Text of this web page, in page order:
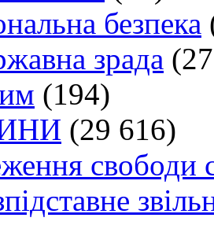
безпека
зрада
(194)
(29 616)
свободи